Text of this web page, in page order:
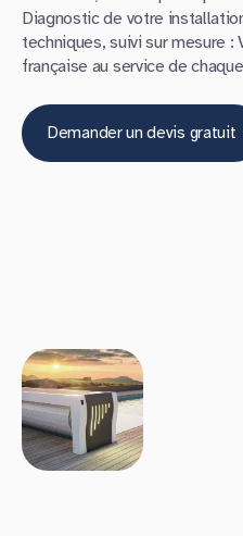
Diagnostic de votre
techniques, suivi sur mesure :
française au service de
Demander un devis gratuit